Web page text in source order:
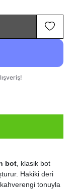
bot, klasik bot
Hakiki deri
tonuyla